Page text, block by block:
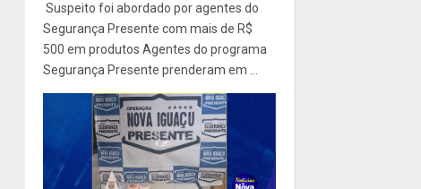
Suspeito foi abordado por agentes do
Segurança Presente com mais de R$
500 em produtos Agentes do programa
Segurança Presente prenderam em ...